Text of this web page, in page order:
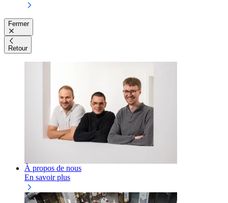
Fermer
Retour
À propos de nous
En savoir plus